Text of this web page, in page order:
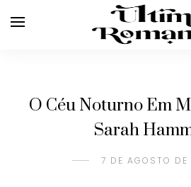
O Céu Noturno Em
Sarah
7 DE AGOSTO DE